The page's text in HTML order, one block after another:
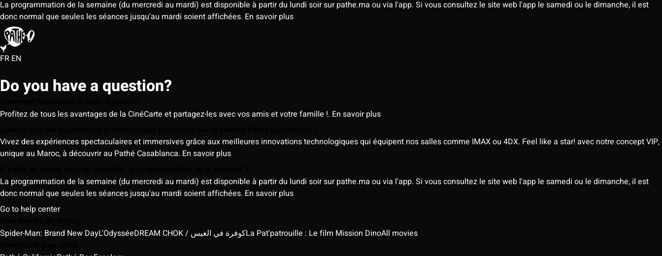
La programmation de la semaine (du mercredi au mardi) est disponible à partir du lundi soir sur pathe.ma ou via l'app. Si vous consultez le site web l'app le samedi ou le dimanche, il est
donc normal que seules les séances jusqu'au mardi soient affichées. En savoir plus
FR EN
Do you have a question?
Profitez de tous les avantages de la CinéCarte et partagez-les avec vos amis et votre famille !. En savoir plus
Vivez des expériences spectaculaires et immersives grâce aux meilleures innovations technologiques qui équipent nos salles comme IMAX ou 4DX. Feel like a star! avec notre concept VIP,
unique au Maroc, à découvrir au Pathé Casablanca. En savoir plus
La programmation de la semaine (du mercredi au mardi) est disponible à partir du lundi soir sur pathe.ma ou via l'app. Si vous consultez le site web l'app le samedi ou le dimanche, il est
donc normal que seules les séances jusqu'au mardi soient affichées. En savoir plus
Go to help center
Spider-Man: Brand New DayL'Odyssée DREAM CHOK / كوفرة في الغيسLa Pat'patrouille : Le film Mission DinoAll movies